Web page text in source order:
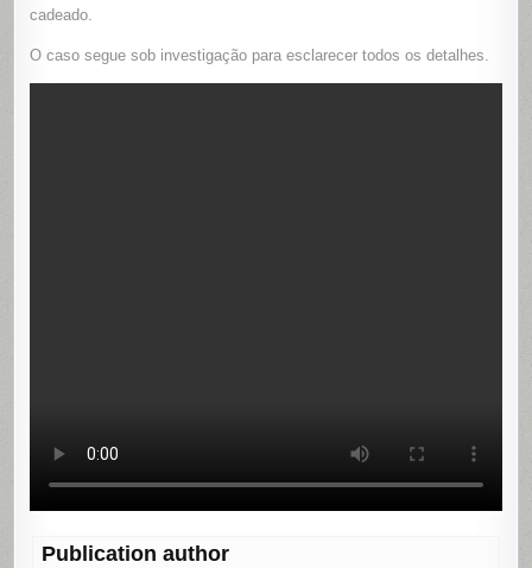
cadeado.
O caso segue sob investigação para esclarecer todos os detalhes.
Publication author